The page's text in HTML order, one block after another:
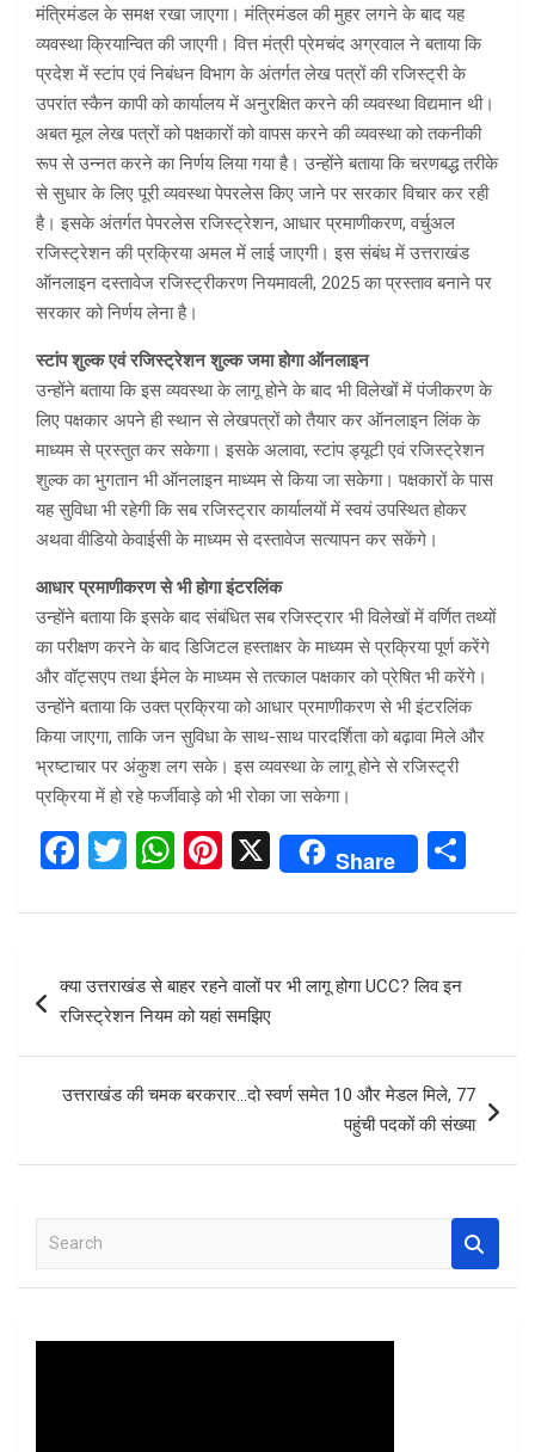
मंत्रिमंडल के समक्ष रखा जाएगा। मंत्रिमंडल की मुहर लगने के बाद यह
व्यवस्था क्रियान्वित की जाएगी। वित्त मंत्री प्रेमचंद अग्रवाल ने बताया कि
प्रदेश में स्टांप एवं निबंधन विभाग के अंतर्गत लेख पत्रों की रजिस्ट्री के
उपरांत स्कैन कापी को कार्यालय में अनुरक्षित करने की व्यवस्था विद्यमान थी।
अबत मूल लेख पत्रों को पक्षकारों को वापस करने की व्यवस्था को तकनीकी
रूप से उन्नत करने का निर्णय लिया गया है। उन्होंने बताया कि चरणबद्ध तरीके
से सुधार के लिए पूरी व्यवस्था पेपरलेस किए जाने पर सरकार विचार कर रही
है। इसके अंतर्गत पेपरलेस रजिस्ट्रेशन, आधार प्रमाणीकरण, वर्चुअल
रजिस्ट्रेशन की प्रक्रिया अमल में लाई जाएगी। इस संबंध में उत्तराखंड
ऑनलाइन दस्तावेज रजिस्ट्रीकरण नियमावली, 2025 का प्रस्ताव बनाने पर
सरकार को निर्णय लेना है।
स्टांप शुल्क एवं रजिस्ट्रेशन शुल्क जमा होगा ऑनलाइन
उन्होंने बताया कि इस व्यवस्था के लागू होने के बाद भी विलेखों में पंजीकरण के
लिए पक्षकार अपने ही स्थान से लेखपत्रों को तैयार कर ऑनलाइन लिंक के
माध्यम से प्रस्तुत कर सकेगा। इसके अलावा, स्टांप ड्यूटी एवं रजिस्ट्रेशन
शुल्क का भुगतान भी ऑनलाइन माध्यम से किया जा सकेगा। पक्षकारों के पास
यह सुविधा भी रहेगी कि सब रजिस्ट्रार कार्यालयों में स्वयं उपस्थित होकर
अथवा वीडियो केवाईसी के माध्यम से दस्तावेज सत्यापन कर सकेंगे।
आधार प्रमाणीकरण से भी होगा इंटरलिंक
उन्होंने बताया कि इसके बाद संबंधित सब रजिस्ट्रार भी विलेखों में वर्णित तथ्यों
का परीक्षण करने के बाद डिजिटल हस्ताक्षर के माध्यम से प्रक्रिया पूर्ण करेंगे
और वॉट्सएप तथा ईमेल के माध्यम से तत्काल पक्षकार को प्रेषित भी करेंगे।
उन्होंने बताया कि उक्त प्रक्रिया को आधार प्रमाणीकरण से भी इंटरलिंक
किया जाएगा, ताकि जन सुविधा के साथ-साथ पारदर्शिता को बढ़ावा मिले और
भ्रष्टाचार पर अंकुश लग सके। इस व्यवस्था के लागू होने से रजिस्ट्री
प्रक्रिया में हो रहे फर्जीवाड़े को भी रोका जा सकेगा।
F
ce
o
k
T
tt
er
W
at
A
p
Pi
er
es
t
X Share
ar
navigation
क्या उत्तराखंड से बाहर रहने वालों पर भी लागू होगा UCC? लिव इन
रजिस्ट्रेशन नियम को यहां समझिए
उत्तराखंड की चमक बरकरार…दो स्वर्ण समेत 10 और मेडल मिले, 77
पहुंची पदकों की संख्या
a